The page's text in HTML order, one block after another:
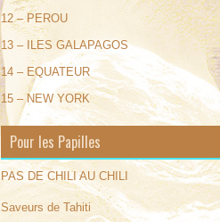
12 – PEROU
13 – ILES GALAPAGOS
14 – EQUATEUR
15 – NEW YORK
Pour les Papilles
PAS DE CHILI AU CHILI
Saveurs de Tahiti